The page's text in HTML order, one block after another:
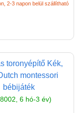
2-3 napon belül szállítható
toronyépítő Kék,
montessori
bébijáték
6 hó-3 év)